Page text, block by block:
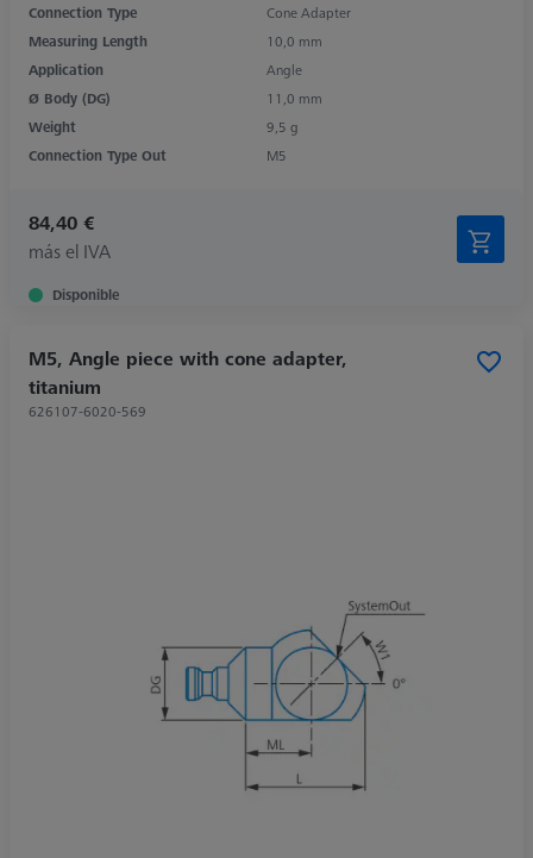
Connection Type
Cone Adapter
Measuring Length
10,0 mm
Application
Angle
Ø Body (DG)
11,0 mm
Weight
9,5 g
Connection Type Out
M5
84,40 €
más el IVA
Disponible
M5, Angle piece with cone adapter,
titanium
626107-6020-569